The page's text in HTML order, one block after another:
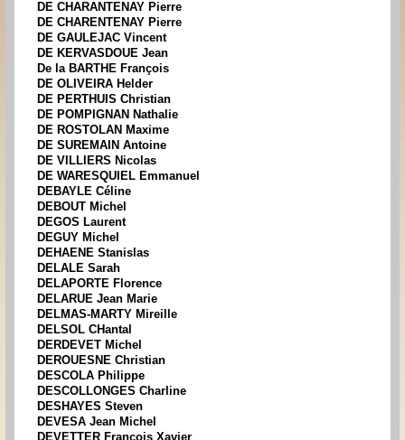
DE CHARANTENAY Pierre
DE CHARENTENAY Pierre
DE GAULEJAC Vincent
DE KERVASDOUE Jean
De la BARTHE François
DE OLIVEIRA Helder
DE PERTHUIS Christian
DE POMPIGNAN Nathalie
DE ROSTOLAN Maxime
DE SUREMAIN Antoine
DE VILLIERS Nicolas
DE WARESQUIEL Emmanuel
DEBAYLE Céline
DEBOUT Michel
DEGOS Laurent
DEGUY Michel
DEHAENE Stanislas
DELALE Sarah
DELAPORTE Florence
DELARUE Jean Marie
DELMAS-MARTY Mireille
DELSOL CHantal
DERDEVET Michel
DEROUESNE Christian
DESCOLA Philippe
DESCOLLONGES Charline
DESHAYES Steven
DEVESA Jean Michel
DEVETTER François Xavier